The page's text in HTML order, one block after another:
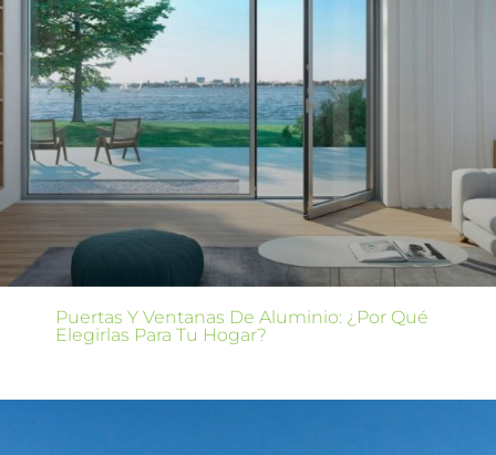
Puertas Y Ventanas De Aluminio: ¿Por Qué
Elegirlas Para Tu Hogar?